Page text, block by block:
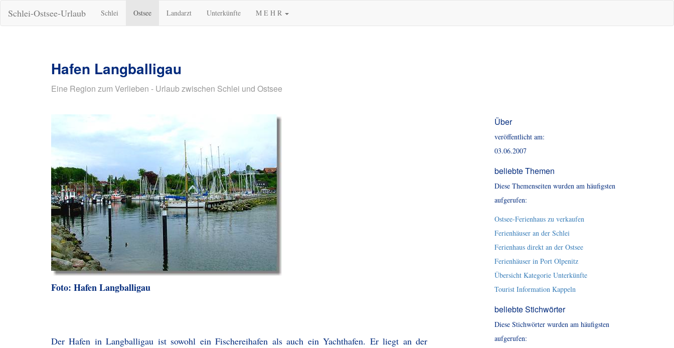
Schlei-Ostsee-Urlaub Schlei Ostsee Landarzt Unterkünfte M E H R
Hafen Langballigau
Eine Region zum Verlieben - Urlaub zwischen Schlei und Ostsee
Foto: Hafen Langballigau
Der Hafen in Langballigau ist sowohl ein Fischereihafen als auch ein Yachthafen. Er liegt an der
Über
veröffentlicht am:
03.06.2007
beliebte Themen
Diese Themenseiten wurden am häufigsten
aufgerufen:
Ostsee-Ferienhaus zu verkaufen
Ferienhäuser an der Schlei
Ferienhaus direkt an der Ostsee
Ferienhäuser in Port Olpenitz
Übersicht Kategorie Unterkünfte
Tourist Information Kappeln
beliebte Stichwörter
Diese Stichwörter wurden am häufigsten
aufgerufen: